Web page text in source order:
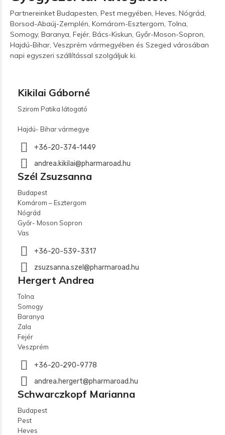
Partnereinket Budapesten, Pest megyében, Heves, Nógrád,
Borsod-Abaúj-Zemplén, Komárom-Esztergom, Tolna,
Somogy, Baranya, Fejér, Bács-Kiskun, Győr-Moson-Sopron,
Hajdú-Bihar, Veszprém vármegyében és Szeged városában
napi egyszeri szállítással szolgáljuk ki.
Kikilai Gáborné
Szirom Patika látogató
Hajdú- Bihar vármegye
+36-20-374-1449
andrea.kikilai@pharmaroad.hu
Szél Zsuzsanna
Budapest
Komárom – Esztergom
Nógrád
Győr- Moson Sopron
Vas
+36-20-539-3317
zsuzsanna.szel@pharmaroad.hu
Hergert Andrea
Tolna
Somogy
Baranya
Zala
Fejér
Veszprém
+36-20-290-9778
andrea.hergert@pharmaroad.hu
Schwarczkopf Marianna
Budapest
Pest
Heves